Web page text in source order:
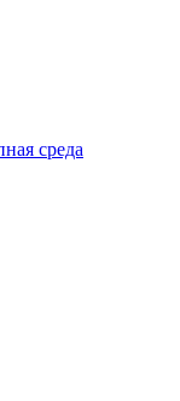
среда